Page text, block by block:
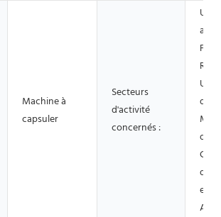
Machine à
capsuler
Secteurs
d'activité
concernés :
et